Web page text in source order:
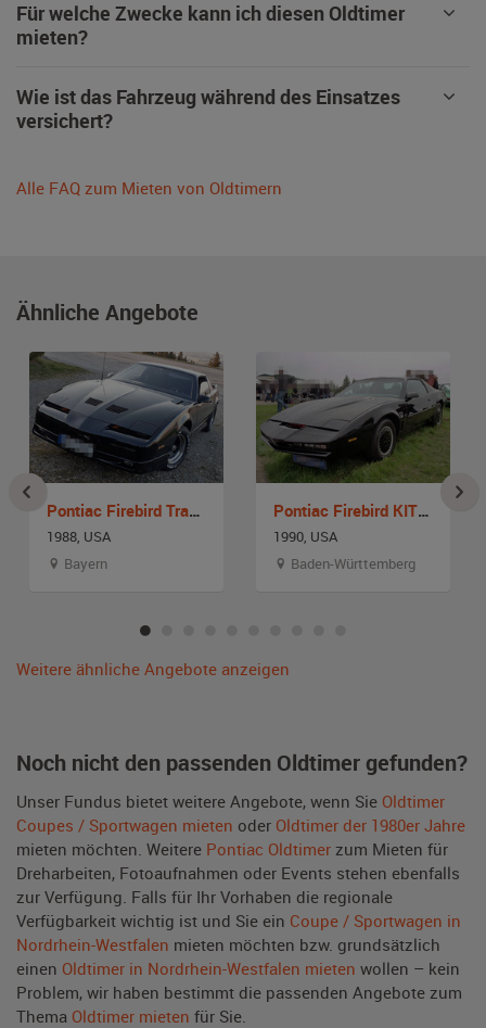
Für welche Zwecke kann ich diesen Oldtimer
mieten?
Wie ist das Fahrzeug während des Einsatzes
versichert?
Alle FAQ zum Mieten von Oldtimern
Ähnliche Angebote
Pontiac Firebird Trans Am
1988, USA
Bayern
Pontiac Firebird KITT Knight Rider Umbau
1990, USA
Baden-Württemberg
Weitere ähnliche Angebote anzeigen
Noch nicht den passenden Oldtimer gefunden?
Unser Fundus bietet weitere Angebote, wenn Sie Oldtimer
Coupes / Sportwagen mieten oder Oldtimer der 1980er Jahre
mieten möchten. Weitere Pontiac Oldtimer zum Mieten für
Dreharbeiten, Fotoaufnahmen oder Events stehen ebenfalls
zur Verfügung. Falls für Ihr Vorhaben die regionale
Verfügbarkeit wichtig ist und Sie ein Coupe / Sportwagen in
Nordrhein-Westfalen mieten möchten bzw. grundsätzlich
einen Oldtimer in Nordrhein-Westfalen mieten wollen – kein
Problem, wir haben bestimmt die passenden Angebote zum
Thema Oldtimer mieten für Sie.